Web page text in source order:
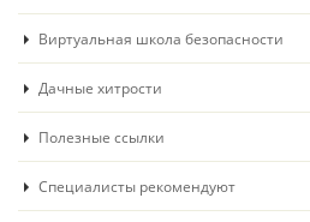
Виртуальная школа безопасности
Дачные хитрости
Полезные ссылки
Специалисты рекомендуют